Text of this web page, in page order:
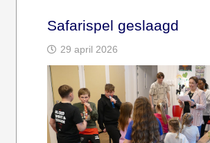
Safarispel geslaagd
29 april 2026